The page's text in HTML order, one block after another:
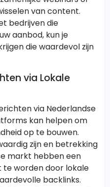
van content.
bedrijven die
aanbod, kun je
die waardevol zijn
via Lokale
via Nederlandse
kan helpen om
op te bouwen.
zijn en betrekking
markt hebben een
worden door lokale
backlinks.